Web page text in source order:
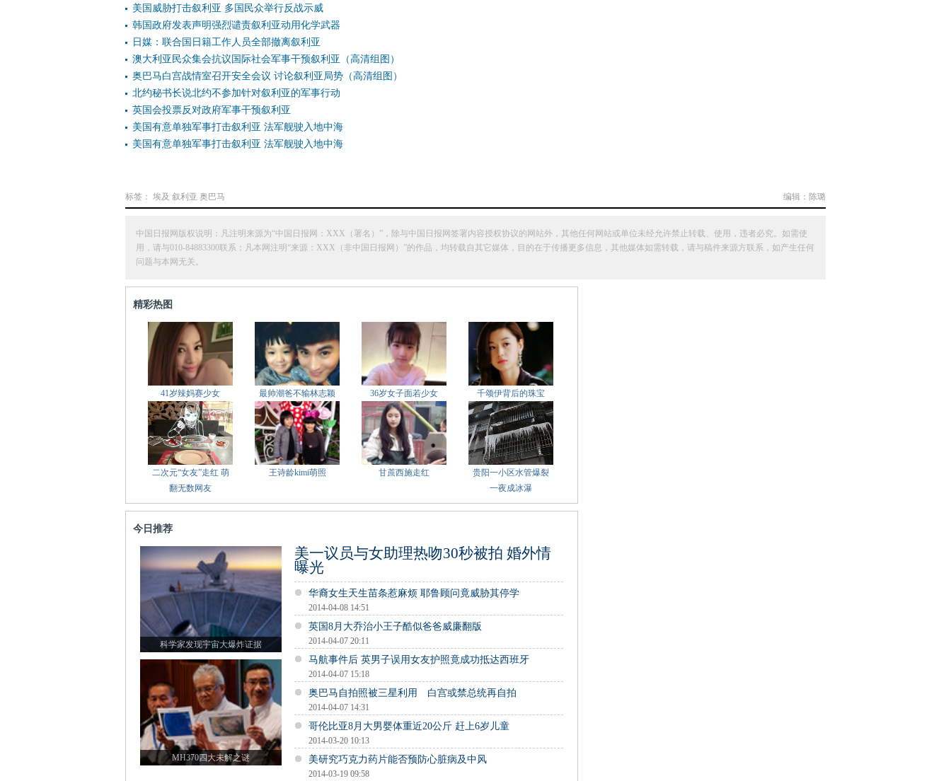
美国威胁打击叙利亚 多国民众举行反战示威
韩国政府发表声明强烈谴责叙利亚动用化学武器
日媒：联合国日籍工作人员全部撤离叙利亚
澳大利亚民众集会抗议国际社会军事干预叙利亚（高清组图）
奥巴马白宫战情室召开安全会议 讨论叙利亚局势（高清组图）
北约秘书长说北约不参加针对叙利亚的军事行动
英国会投票反对政府军事干预叙利亚
美国有意单独军事打击叙利亚 法军舰驶入地中海
美国有意单独军事打击叙利亚 法军舰驶入地中海
编辑：陈璐
标签： 埃及 叙利亚 奥巴马
中国日报网版权说明：凡注明来源为“中国日报网：XXX（署名）”，除与中国日报网签署内容授权协议的网站外，其他任何网站或单位未经允许禁止转载、使用，违者必究。如需使
用，请与010-84883300联系；凡本网注明“来源：XXX（非中国日报网）”的作品，均转载自其它媒体，目的在于传播更多信息，其他媒体如需转载，请与稿件来源方联系，如产生任何
问题与本网无关。
精彩热图
41岁辣妈赛少女 最帅潮爸不输林志颖 36岁女子面若少女 千颂伊背后的珠宝
二次元“女友”走红 萌
翻无数网友
王诗龄kimi萌照 甘蔗西施走红
贵阳一小区水管爆裂
一夜成冰瀑
今日推荐
科学家发现宇宙大爆炸证据
MH370四大未解之谜
美一议员与女助理热吻30秒被拍 婚外情
曝光
华裔女生天生苗条惹麻烦 耶鲁顾问竟威胁其停学
2014-04-08 14:51
英国8月大乔治小王子酷似爸爸威廉翻版
2014-04-07 20:11
马航事件后 英男子误用女友护照竟成功抵达西班牙
2014-04-07 15:18
奥巴马自拍照被三星利用 白宫或禁总统再自拍
2014-04-07 14:31
哥伦比亚8月大男婴体重近20公斤 赶上6岁儿童
2014-03-20 10:13
美研究巧克力药片能否预防心脏病及中风
2014-03-19 09:58